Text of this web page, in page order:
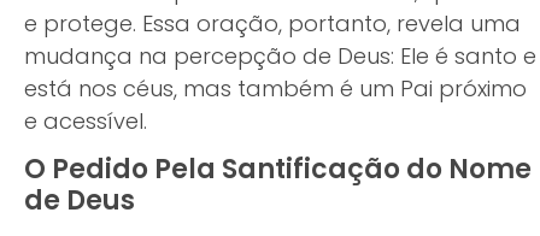
e protege. Essa oração, portanto, revela uma
mudança na percepção de Deus: Ele é santo e
está nos céus, mas também é um Pai próximo
e acessível.
O Pedido Pela Santificação do Nome
de Deus